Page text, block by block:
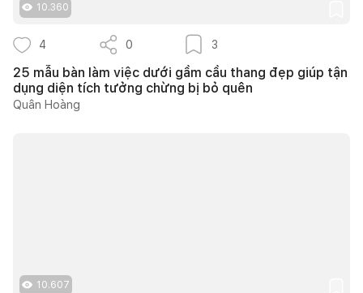
10.360
4 0 3
25 mẫu bàn làm việc dưới gầm cầu thang đẹp giúp tận
dụng diện tích tưởng chừng bị bỏ quên
Quân Hoàng
10.607